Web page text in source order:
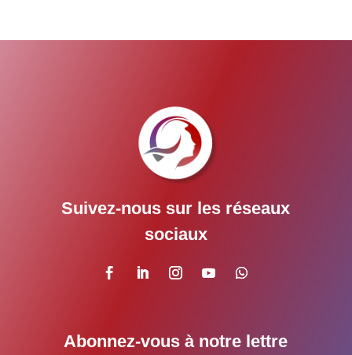
Suivez-nous sur les réseaux
sociaux
Abonnez-vous à notre lettre